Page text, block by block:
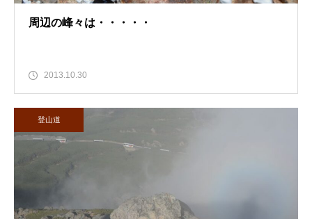
周辺の峰々は・・・・・
2013.10.30
登山道